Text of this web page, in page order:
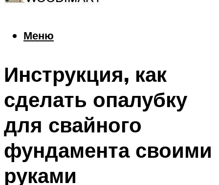
Меню
Инструкция, как
сделать опалубку
для свайного
фундамента своими
руками